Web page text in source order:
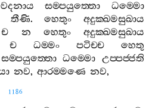
සම‍්පයුත‍්තො
ධම‍්මො
තීණි.හෙතුං
අදුක‍්ඛමසුඛාය
ච න හෙතුං
අදුක‍්ඛමසුඛාය
ච ධම‍්මං පටිච‍්ච
හෙතු
සම‍්පයුත‍්තො ධම‍්මො උප‍්පජ‍්ජති
නව, ආරම‍්මණෙ නව,
1186